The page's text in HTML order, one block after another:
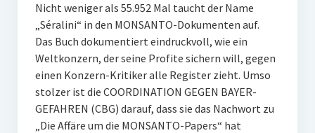
Nicht weniger als 55.952 Mal taucht der Name
„Séralini“ in den MONSANTO-Dokumenten auf.
Das Buch dokumentiert eindruckvoll, wie ein
Weltkonzern, der seine Profite sichern will, gegen
einen Konzern-Kritiker alle Register zieht. Umso
stolzer ist die COORDINATION GEGEN BAYER-
GEFAHREN (CBG) darauf, dass sie das Nachwort zu
„Die Affäre um die MONSANTO-Papers“ hat